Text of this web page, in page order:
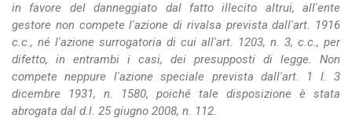
in favore del danneggiato dal fatto illecito altrui, all'ente
gestore non compete l'azione di rivalsa prevista dall'art. 1916
c.c., né l'azione surrogatoria di cui all'art. 1203, n. 3, c.c., per
difetto, in entrambi i casi, dei presupposti di legge. Non
compete neppure l'azione speciale prevista dall'art. 1 l. 3
dicembre 1931, n. 1580, poiché tale disposizione è stata
abrogata dal d.l. 25 giugno 2008, n. 112.